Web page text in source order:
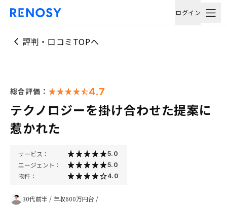
ログイン
評判・口コミTOPへ
総合評価： 4.7
テクノロジーを掛け合わせた提案に
惹かれた
サービス： 5.0
エージェント： 5.0
物件： 4.0
30代前半 / 年収600万円台 /